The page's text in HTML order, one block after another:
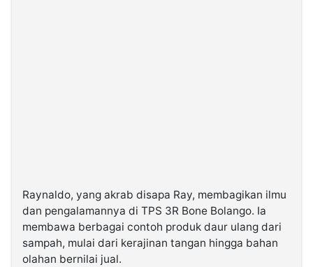
Raynaldo, yang akrab disapa Ray, membagikan ilmu
dan pengalamannya di TPS 3R Bone Bolango. Ia
membawa berbagai contoh produk daur ulang dari
sampah, mulai dari kerajinan tangan hingga bahan
olahan bernilai jual.